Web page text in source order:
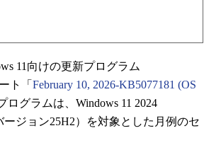
11向けの更新プログラム
ト「 February 10, 2026-KB5077181 (OS
ログラムは、Windows 11 2024
ージョン25H2）を対象とした月例のセ